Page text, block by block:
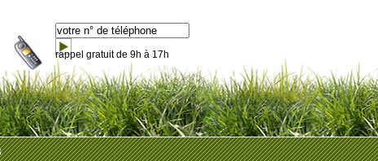
rappel gratuit de 9h à 17h